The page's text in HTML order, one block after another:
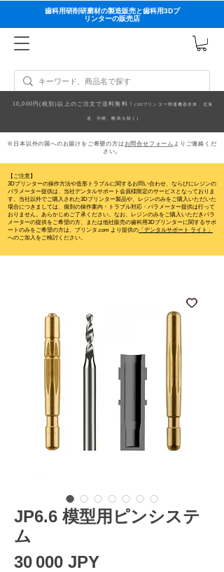
歯科用研削研磨材の製造販売と歯科用3Dプ
リンターの販売店
10,000円(税別)以上のご注文で送料無料！ (3Dプリンター関連機器本体、北海
道、沖縄、離島を除く)
※日本以外の国へのお届けをご希望の方はお問合せフォーム よりご連絡くだ
さい。
【ご注意】
3Dプリンターの操作方法や造形トラブルに関するお問い合わせ、ならびにレジンの
パラメーター提供は、当社デンタルサポート会員様限定のサービスとなっておりま
す。当社以外でご購入された3Dプリンター製品や、レジンのみをご購入いただいた
場合につきましては、個別の操作案内・トラブル対応・パラメーター提供は行って
おりません。 あらかじめご了承ください。なお、レジンのみをご購入いただきパラ
メーターの提供をご希望の方、または他社販売の歯科用3Dプリンターに関するサポ
ートのみをご希望の方は、プリンタ.com より提供の 「デンタルサポート ライト」
へのご加入をご検討ください。
JP6.6 模型用ピンシステ
ム
30 000 JPYPrix